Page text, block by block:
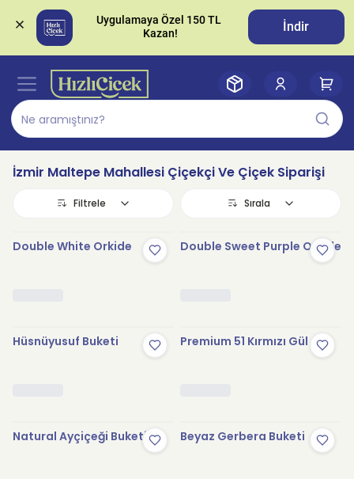
Uygulamaya Özel 150 TL
İndir
İzmir Maltepe Mahallesi Çiçekçi Ve Çiçek Siparişi
Filtrele Sırala
Double White Orkide Double Sweet Purple Orkide
Hüsnüyusuf Buketi Premium 51 Kırmızı Gül
Natural Ayçiçeği Buketi Beyaz Gerbera Buketi